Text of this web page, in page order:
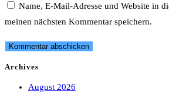
Name, E-Mail-Adresse und Website in
meinen nächsten Kommentar speichern.
Archives
August 2026